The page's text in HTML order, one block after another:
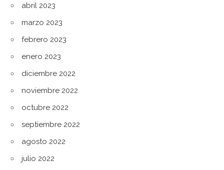
abril 2023
marzo 2023
febrero 2023
enero 2023
diciembre 2022
noviembre 2022
octubre 2022
septiembre 2022
agosto 2022
julio 2022